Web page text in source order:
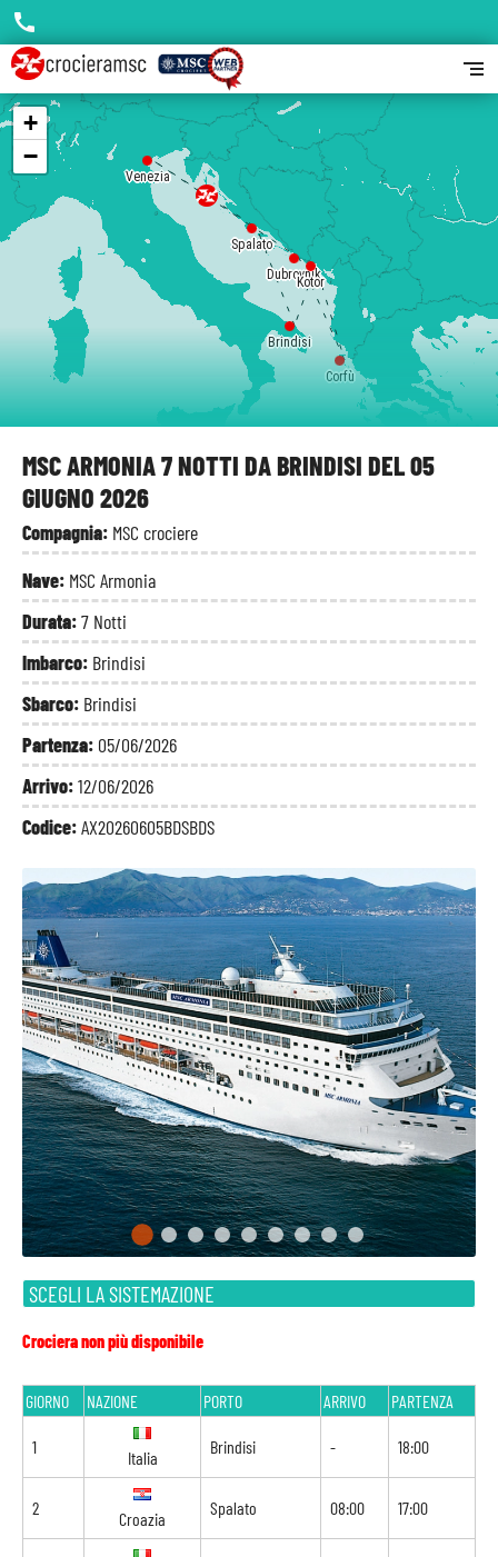
MSC ARMONIA 7 NOTTI DA BRINDISI DEL 05
GIUGNO 2026
Compagnia: MSC crociere
Nave: MSC Armonia
Durata:7 Notti
Imbarco: Brindisi
Sbarco: Brindisi
Partenza: 05/06/2026
Arrivo:12/06/2026
Codice:AX20260605BDSBDS
SCEGLI LA SISTEMAZIONE
Crociera non più disponibile
GIORNO NAZIONE PORTO ARRIVO PARTENZA
1
Italia
Brindisi - 18:00
2
Croazia
Spalato 08:00 17:00
Brindisi
Spalato
Venezia
Dubrovnik
Corfù
Kotor
+
−
call
segment